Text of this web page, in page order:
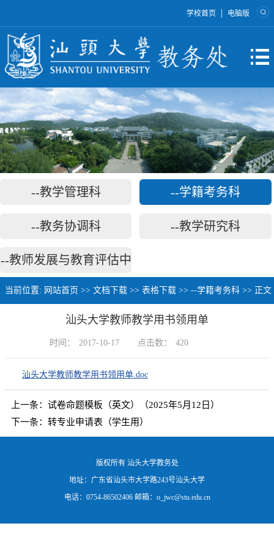
学校首页 | 电脑版
--教学管理科 --学籍考务科
--教务协调科 --教学研究科
--教师发展与教育评估中
心
当前位置: 网站首页 >> 文档下载 >> 表格下载 >> --学籍考务科 >> 正文
汕头大学教师教学用书领用单
时间： 2017-10-17 点击数： 420
汕头大学教师教学用书领用单.doc
上一条： 试卷命题模板（英文）（2025年5月12日）
下一条： 转专业申请表（学生用）
版权所有 汕头大学教务处
地址：广东省汕头市大学路243号汕头大学
电话：0754-86502406 邮箱：o_jwc@stu.edu.cn